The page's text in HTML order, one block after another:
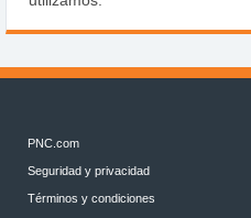
PNC.com
Seguridad y privacidad
Términos y condiciones